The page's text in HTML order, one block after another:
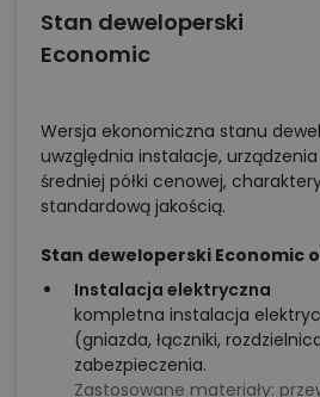
Stan deweloperski
Economic
Wersja ekonomiczna stanu
uwzględnia instalacje,
średniej półki cenowej,
standardową jakością.
Stan deweloperski Economic
Instalacja elektryczna
kompletna instalacja
(gniazda, łączniki,
zabezpieczenia.
Zastosowane materiały: